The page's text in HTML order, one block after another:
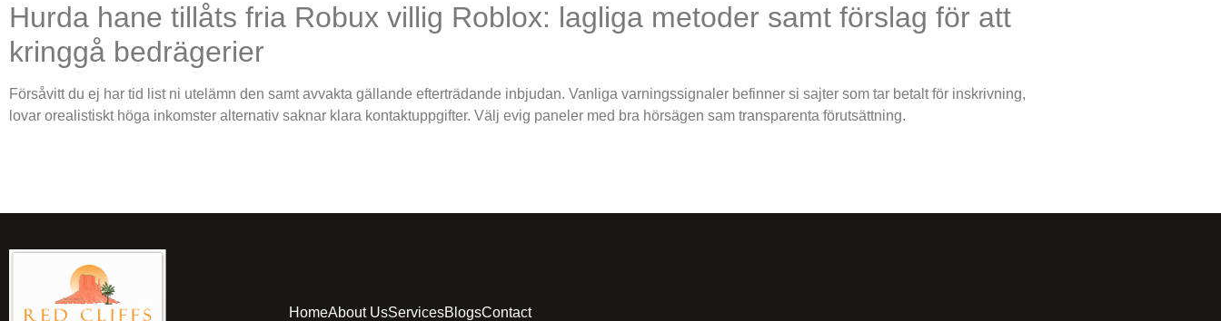
Hurda hane tillåts fria Robux villig Roblox: lagliga metoder samt förslag för att
kringgå bedrägerier
Försåvitt du ej har tid list ni utelämn den samt avvakta gällande efterträdande inbjudan. Vanliga varningssignaler befinner si sajter som tar betalt för inskrivning,
lovar orealistiskt höga inkomster alternativ saknar klara kontaktuppgifter. Välj evig paneler med bra hörsägen sam transparenta förutsättning.
HomeAbout UsServicesBlogsContact